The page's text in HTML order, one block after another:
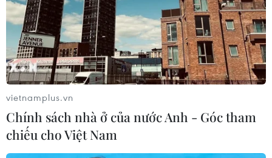
vietnamplus.vn
Chính sách nhà ở của nước Anh - Góc tham
chiếu cho Việt Nam